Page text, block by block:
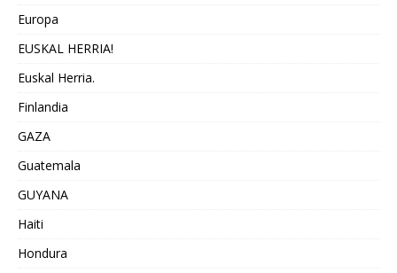
Europa
EUSKAL HERRIA!
Euskal Herria.
Finlandia
GAZA
Guatemala
GUYANA
Haiti
Hondura